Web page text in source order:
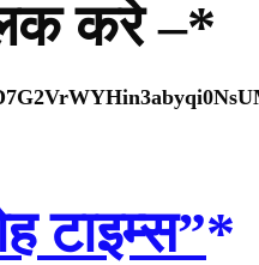
करे –*
टाइम्स”*